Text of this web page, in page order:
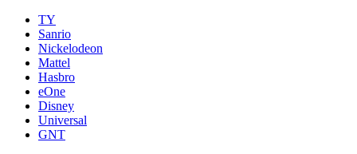
TY
Sanrio
Nickelodeon
Mattel
Hasbro
eOne
Disney
Universal
GNT